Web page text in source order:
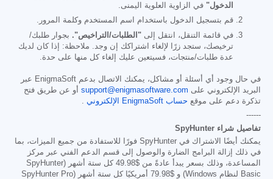
الدخول" في الزاوية العلوية اليمنى.
قم بتسجيل الدخول باستخدام اسم المستخدم وكلمة المرور.
في قائمة التنقل، انتقل إلى "الطلبات/التراخيص". بجوار طلبك/
ترخيصك، ستجد زرًا لإلغاء اشتراكك إن وجد. ملاحظة: إذا كان لديك
عدة طلبات/منتجات، فسيتعين عليك إلغاء كل منها على حدة.
في حال وجود أي أسئلة أو مشاكل، يمكنك الاتصال بدعم EnigmaSoft عبر
البريد الإلكتروني على support@enigmasoftware.com أو عن طريق فتح
تذكرة دعم على موقع حساب EnigmaSoft الإلكتروني
------
تفاصيل شراء SpyHunter
يمكنك أيضًا الاشتراك في SpyHunter فورًا للاستفادة من جميع الميزات، بما
في ذلك إزالة البرامج الضارة والوصول إلى قسم الدعم الفني عبر مركز
المساعدة، وذلك بسعر يبدأ عادةً من $49.98
كل ستة أشهر (SpyHunter
Basic لنظام Windows) و
$79.98
أمريكيًا كل ستة أشهر (SpyHunter Pro